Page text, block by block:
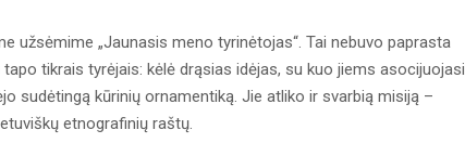
užsėmime „Jaunasis meno tyrinėtojas“. Tai nebuvo paprasta
tikrais tyrėjais: kėlė drąsias idėjas, su kuo jiems asocijuojasi
sudėtingą kūrinių ornamentiką. Jie atliko ir svarbią misiją –
etnografinių raštų.